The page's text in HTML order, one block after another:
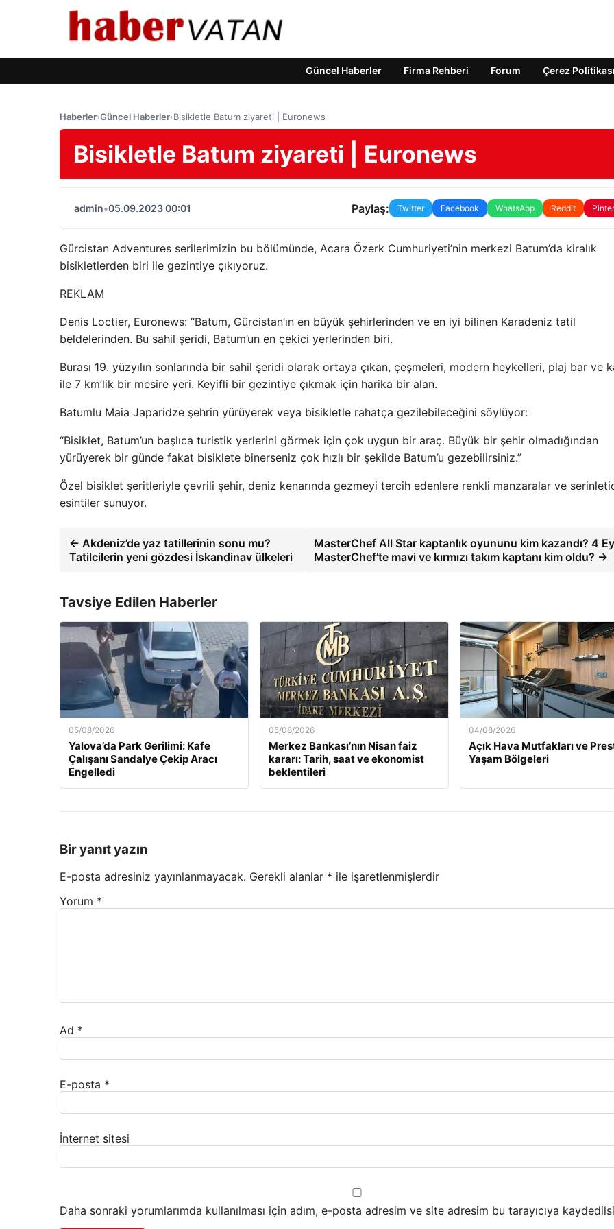
Güncel Haberler Firma Rehberi Forum Çerez Politikası
Haberler›Güncel Haberler›Bisikletle Batum ziyareti | Euronews
Bisikletle Batum ziyareti | Euronews
admin•05.09.2023 00:01 Paylaş: Twitter Facebook WhatsApp Reddit
Gürcistan Adventures serilerimizin bu bölümünde, Acara Özerk Cumhuriyeti’nin merkezi Batum’da kiralık
bisikletlerden biri ile gezintiye çıkıyoruz.
REKLAM
Denis Loctier, Euronews: “Batum, Gürcistan’ın en büyük şehirlerinden ve en iyi bilinen Karadeniz tatil
beldelerinden. Bu sahil şeridi, Batum’un en çekici yerlerinden biri.
Burası 19. yüzyılın sonlarında bir sahil şeridi olarak ortaya çıkan, çeşmeleri, modern heykelleri, plaj bar ve
ile 7 km’lik bir mesire yeri. Keyifli bir gezintiye çıkmak için harika bir alan.
Batumlu Maia Japaridze şehrin yürüyerek veya bisikletle rahatça gezilebileceğini söylüyor:
“Bisiklet, Batum’un başlıca turistik yerlerini görmek için çok uygun bir araç. Büyük bir şehir olmadığından
yürüyerek bir günde fakat bisiklete binerseniz çok hızlı bir şekilde Batum’u gezebilirsiniz.”
Özel bisiklet şeritleriyle çevrili şehir, deniz kenarında gezmeyi tercih edenlere renkli manzaralar ve
esintiler sunuyor.
← Akdeniz’de yaz tatillerinin sonu mu?
Tatilcilerin yeni gözdesi İskandinav ülkeleri
MasterChef All Star kaptanlık oyununu kim kazandı? 4
MasterChef’te mavi ve kırmızı takım kaptanı kim oldu? →
Tavsiye Edilen Haberler
05/08/2026
Yalova’da Park Gerilimi: Kafe
Çalışanı Sandalye Çekip Aracı
Engelledi
05/08/2026
Merkez Bankası’nın Nisan faiz
kararı: Tarih, saat ve ekonomist
beklentileri
04/08/2026
Açık Hava Mutfakları ve
Yaşam Bölgeleri
Bir yanıt yazın
E-posta adresiniz yayınlanmayacak. Gerekli alanlar * ile işaretlenmişlerdir
Yorum *
Ad *
E-posta *
İnternet sitesi
Daha sonraki yorumlarımda kullanılması için adım, e-posta adresim ve site adresim bu tarayıcıya